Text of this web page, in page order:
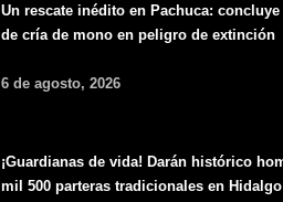
Un rescate inédito en Pachuca:
de cría de mono en peligro de extinción
6 de agosto, 2026
¡Guardianas de vida! Darán histórico
mil 500 parteras tradicionales en Hidalgo